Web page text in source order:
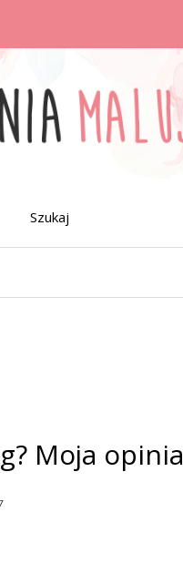
Szukaj
Moja opinia